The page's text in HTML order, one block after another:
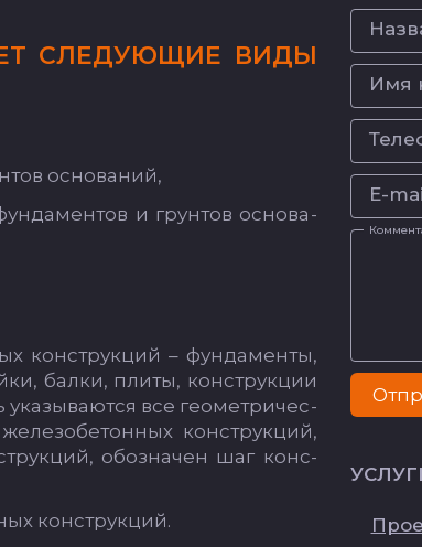
СЛЕ­ДУ­ЮЩИЕ ВИ­ДЫ
ос­но­ва­ний,
и грун­тов ос­но­ва­
конс­трук­ций – фун­да­мен­ты,
бал­ки, пли­ты, конс­трук­ции
все ге­омет­ри­чес­
конс­трук­ций,
обоз­на­чен шаг конс­
конс­трук­ций.
Имя
E-